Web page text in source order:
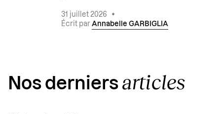
31 juillet 2026
•
Écrit par Annabelle GARBIGLIA
Nos derniers articles